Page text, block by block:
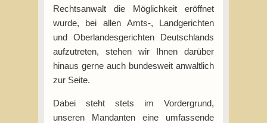
Rechtsanwalt die Möglichkeit eröffnet
wurde, bei allen Amts-, Landgerichten
und Oberlandesgerichten Deutschlands
aufzutreten, stehen wir Ihnen darüber
hinaus gerne auch bundesweit anwaltlich
zur Seite.
Dabei steht stets im Vordergrund,
unseren Mandanten eine umfassende